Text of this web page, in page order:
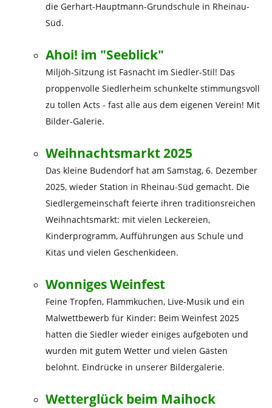
die Gerhart-Hauptmann-Grundschule in Rheinau-
Süd.
Ahoi! im "Seeblick"
Miljöh-Sitzung ist Fasnacht im Siedler-Stil! Das
proppenvolle Siedlerheim schunkelte stimmungsvoll
zu tollen Acts - fast alle aus dem eigenen Verein! Mit
Bilder-Galerie.
Weihnachtsmarkt 2025
Das kleine Budendorf hat am Samstag, 6. Dezember
2025, wieder Station in Rheinau-Süd gemacht. Die
Siedlergemeinschaft feierte ihren traditionsreichen
Weihnachtsmarkt: mit vielen Leckereien,
Kinderprogramm, Aufführungen aus Schule und
Kitas und vielen Geschenkideen.
Wonniges Weinfest
Feine Tropfen, Flammkuchen, Live-Musik und ein
Malwettbewerb für Kinder: Beim Weinfest 2025
hatten die Siedler wieder einiges aufgeboten und
wurden mit gutem Wetter und vielen Gästen
belohnt. Eindrücke in unserer Bildergalerie.
Wetterglück beim Maihock